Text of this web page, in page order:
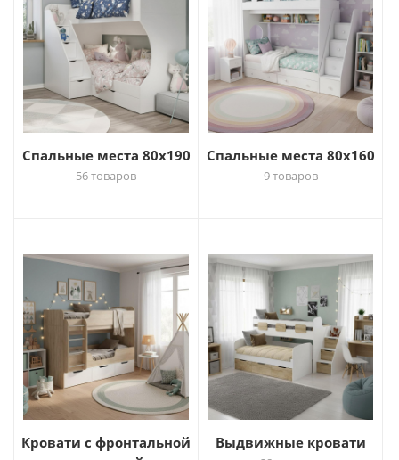
Спальные места 80х190
56 товаров
Спальные места 80х160
9 товаров
Кровати с фронтальной
Выдвижные кровати